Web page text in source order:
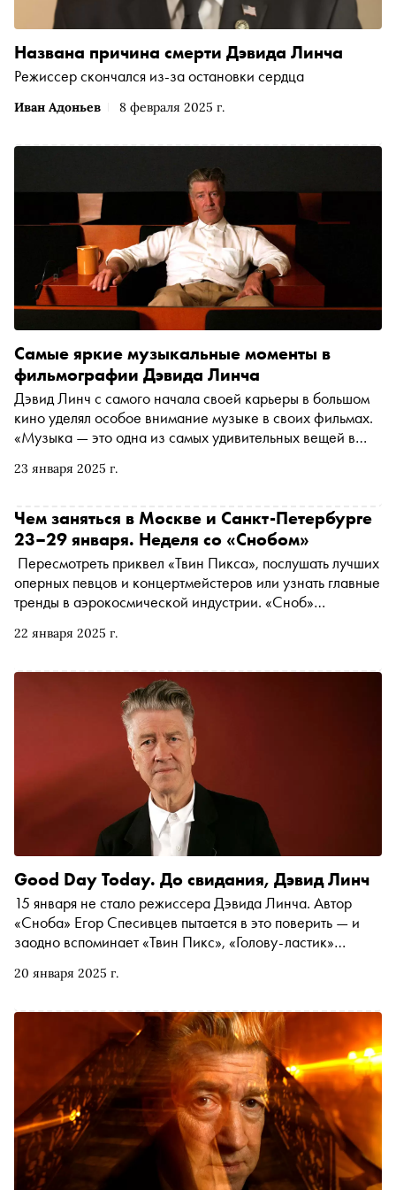
Иван Адоньев 8 февраля 2025 г.
Названа причина смерти Дэвида Линча
Режиссер скончался из-за остановки сердца
23 января 2025 г.
Самые яркие музыкальные моменты в
фильмографии Дэвида Линча
Дэвид Линч с самого начала своей карьеры в большом
кино уделял особое внимание музыке в своих фильмах.
«Музыка — это одна из самых удивительных вещей в
режиссер в недавнем документальном фильме “Beatles
делает так много и для разума, и для эмоций. Она может
заставить сердце разрываться на части. Заставить слезы
счастья потоками литься из глаз. Порой невозможно
поверить, что такая красота получается из простого
набора нот». «Сноб» продолжает вспоминать великого
режиссера, скончавшегося 15 января накануне своего
79-летия, и делится самыми яркими музыкальными
22 января 2025 г.
Чем заняться в Москве и Санкт-Петербурге
23–29 января. Неделя со «Снобом»
Пересмотреть приквел «Твин Пикса», послушать лучших
оперных певцов и концертмейстеров или узнать главные
тренды в аэрокосмической индустрии. «Сноб»
ближайшей неделе
20 января 2025 г.
Good Day Today. До свидания, Дэвид Линч
15 января не стало режиссера Дэвида Линча. Автор
«Сноба» Егор Спесивцев пытается в это поверить — и
заодно вспоминает «Твин Пикс», «Голову-ластик»
оттеняющее жуть